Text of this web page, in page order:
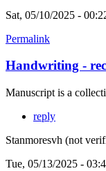
Sat, 05/10/2025 -
Permalink
Handwriting -
Manuscript is a
reply
Stanmoresvh (not
Tue, 05/13/2025 -